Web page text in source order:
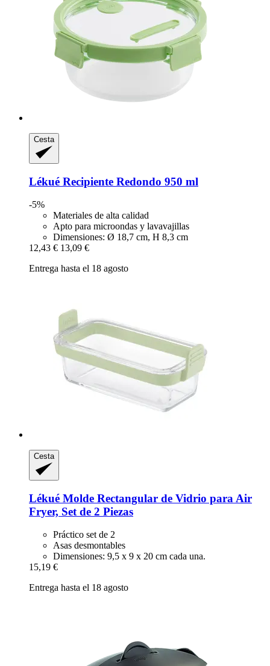
Cesta
Lékué Recipiente Redondo 950 ml
-5%
Materiales de alta calidad
Apto para microondas y lavavajillas
Dimensiones: Ø 18,7 cm, H 8,3 cm
12,43 € 13,09 €
Entrega hasta el 18 agosto
Cesta
Lékué Molde Rectangular de Vidrio para Air
Fryer, Set de 2 Piezas
Práctico set de 2
Asas desmontables
Dimensiones: 9,5 x 9 x 20 cm cada una.
15,19 €
Entrega hasta el 18 agosto